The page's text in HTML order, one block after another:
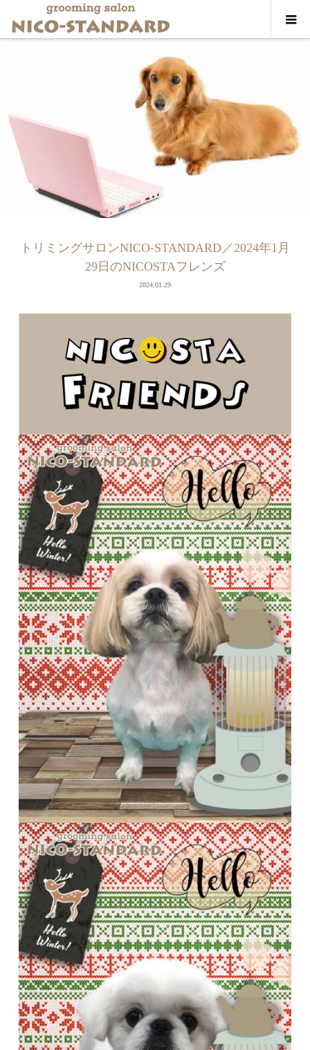
トリミングサロンNICO-STANDARD／2024年1月
29日のNICOSTAフレンズ
2024.01.29